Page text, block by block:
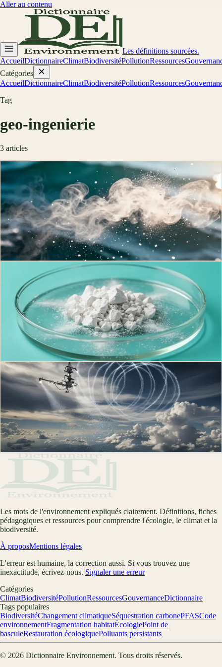
Aller au contenu
Les définitions sourcées.
AccueilDictionnaireClimatBiodiversitéPollutionRessources
Catégories
AccueilDictionnaireClimatBiodiversitéPollutionRessources
Tag
geo-ingenierie
3 articles
Climat
Marine Cloud Brightening (MCB) :
principe, projets, limites
Marine Cloud Brightening : effet Twomey, sel marin pulvérisé, projets
MCBP, CAARE Alameda, Great Barrier Reef. Cadre Latham 1990,
critiques IPCC AR6.
Philippe D.·27 mai 2026·17 min
OAE : alcaliniser les océans pour capter le
CO2 ?
Ocean Alkalinity Enhancement (OAE) : mécanisme chimique, pilotes
Planetary, Vesta, Ebb Carbon, controverses Bach 2024 et Protocole de
Londres LP.4(8).
20 mai 2026·12 min
Climat
Géo-ingénierie solaire : définition, SRM et
controverses
La géo-ingénierie solaire cherche à refroidir le climat en réfléchissant
lumière solaire. Définition, techniques (aérosols stratosphériques,
Philippe D.·13 mars 2026·7 min
Les mots de l'environnement expliqués clairement. Définitions, fiches
pédagogiques et ressources pour comprendre l'écologie, le climat et la
biodiversité.
À proposMentions légales
L'erreur est humaine, la correction aussi. Si vous trouvez une
inexactitude, écrivez-nous. Signaler une erreur
Catégories
ClimatBiodiversitéPollutionRessourcesGouvernanceDictionnaire
Tags populaires
BiodiversitéChangement climatiqueSéquestration carbonePFASCode
environnementFragmentation habitatÉcologiePoint de
basculeRestauration écologiquePolluants persistants
© 2026 Dictionnaire Environnement. Tous droits réservés.